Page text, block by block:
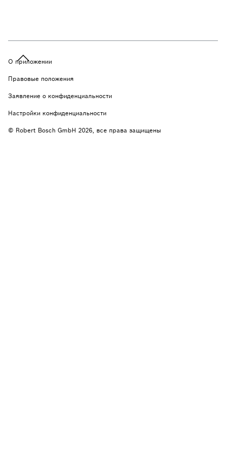
О приложении
Правовые положения
Заявление о конфиденциальности
Настройки конфиденциальности
© Robert Bosch GmbH 2026, все права защищены